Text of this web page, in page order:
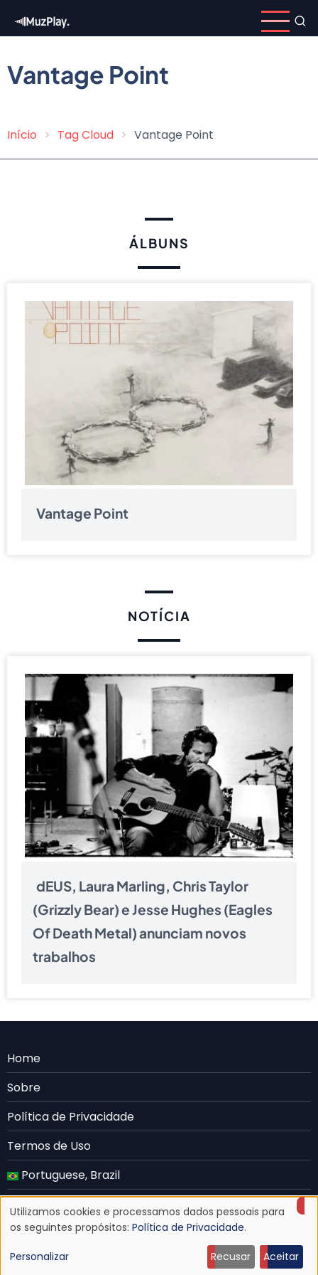
para
conteúdo
principal
Vantage Point
Trilha
Início Tag Cloud Vantage Point
ÁLBUNS
Vantage Point
NOTÍCIA
dEUS, Laura Marling, Chris Taylor
(Grizzly Bear) e Jesse Hughes (Eagles
Of Death Metal) anunciam novos
trabalhos
Menu
Rodape
PT
Home
Sobre
Política de Privacidade
Termos de Uso
Portuguese, Brazil
English
© 2026 MuzPlay, All rights reserved.
Uso
de
Utilizamos cookies e processamos dados pessoais para
os seguintes propósitos: Política de Privacidade.
Personalizar Recusar Aceitar